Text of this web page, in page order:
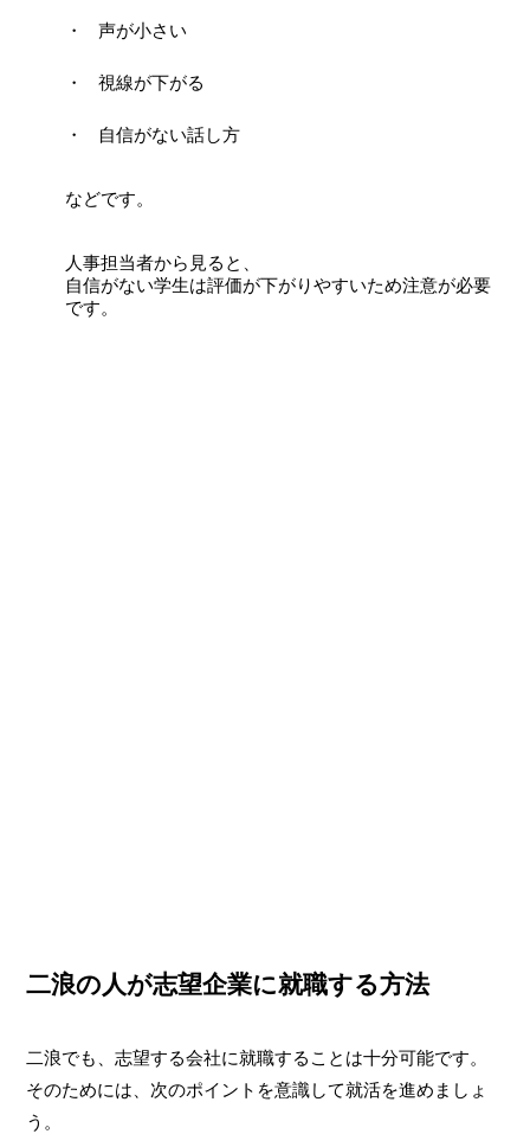
声が小さい
視線が下がる
自信がない話し方
などです。
人事担当者から見ると、
自信がない学生は評価が下がりやすいため注意が必要
です。
二浪の人が志望企業に就職する方法
二浪でも、志望する会社に就職することは十分可能です。
そのためには、次のポイントを意識して就活を進めましょ
う。